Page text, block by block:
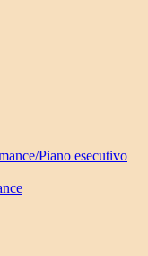
Piano esecutivo